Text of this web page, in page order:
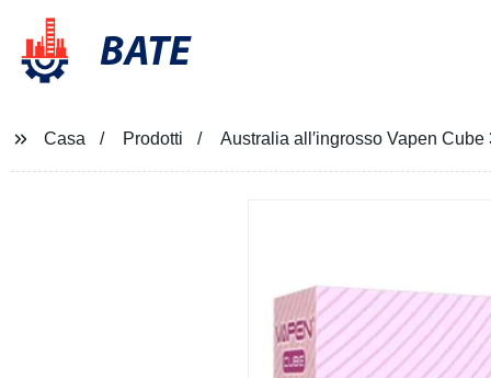
BATE
Casa Prodotti Australia all′ingrosso Vapen